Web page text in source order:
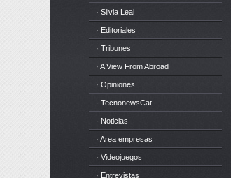
· Silvia Leal
· Editoriales
· Tribunes
· A View From Abroad
· Opiniones
· TecnonewsCat
· Noticias
· Area empresas
· Videojuegos
· Entrevistas